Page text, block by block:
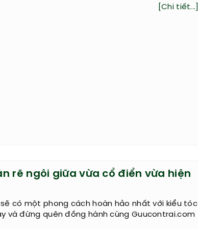
[Chi tiết...]
rẽ ngôi giữa vừa cổ điển vừa hiện
có một phong cách hoàn hảo nhất với kiểu tóc
và đừng quên đồng hành cùng Guucontrai.com